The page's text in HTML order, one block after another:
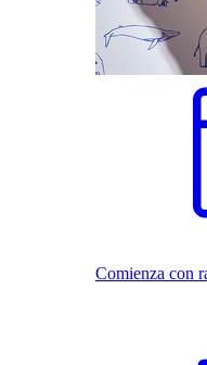
Comienza con